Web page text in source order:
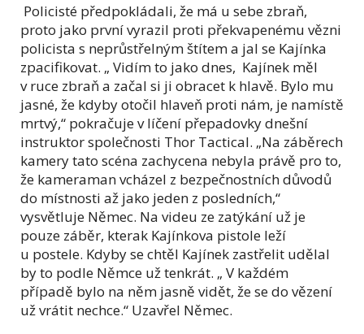
Policisté předpokládali, že má u sebe zbraň,
proto jako první vyrazil proti překvapenému vězni
policista s neprůstřelným štítem a jal se Kajínka
zpacifikovat. „ Vidím to jako dnes, Kajínek měl
v ruce zbraň a začal si ji obracet k hlavě. Bylo mu
jasné, že kdyby otočil hlaveň proti nám, je namístě
mrtvý,“ pokračuje v líčení přepadovky dnešní
instruktor společnosti Thor Tactical. „Na záběrech
kamery tato scéna zachycena nebyla právě pro to,
že kameraman vcházel z bezpečnostních důvodů
do místnosti až jako jeden z posledních,“
vysvětluje Němec. Na videu ze zatýkání už je
pouze záběr, kterak Kajínkova pistole leží
u postele. Kdyby se chtěl Kajínek zastřelit udělal
by to podle Němce už tenkrát. „ V každém
případě bylo na něm jasně vidět, že se do vězení
už vrátit nechce.“ Uzavřel Němec.